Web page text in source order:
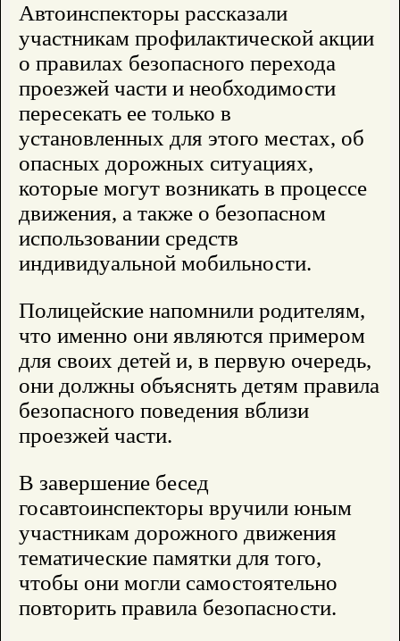
Автоинспекторы рассказали
участникам профилактической акции
о правилах безопасного перехода
проезжей части и необходимости
пересекать ее только в
установленных для этого местах, об
опасных дорожных ситуациях,
которые могут возникать в процессе
движения, а также о безопасном
использовании средств
индивидуальной мобильности.
Полицейские напомнили родителям,
что именно они являются примером
для своих детей и, в первую очередь,
они должны объяснять детям правила
безопасного поведения вблизи
проезжей части.
В завершение бесед
госавтоинспекторы вручили юным
участникам дорожного движения
тематические памятки для того,
чтобы они могли самостоятельно
повторить правила безопасности.